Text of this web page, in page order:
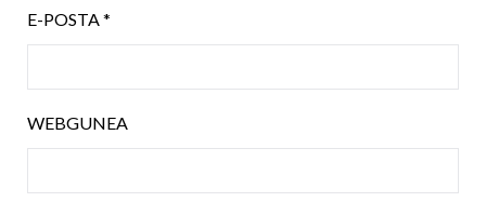
E-POSTA*
WEBGUNEA